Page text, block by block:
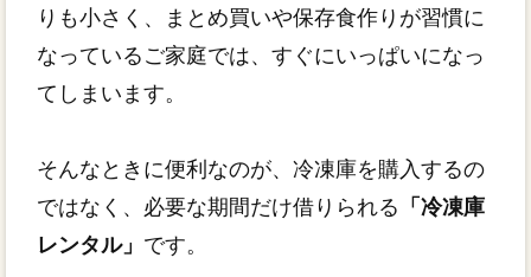
りも小さく、まとめ買いや保存食作りが習慣に
なっているご家庭では、すぐにいっぱいになっ
てしまいます。
そんなときに便利なのが、冷凍庫を購入するの
ではなく、必要な期間だけ借りられる 「冷凍庫
レンタル」 です。